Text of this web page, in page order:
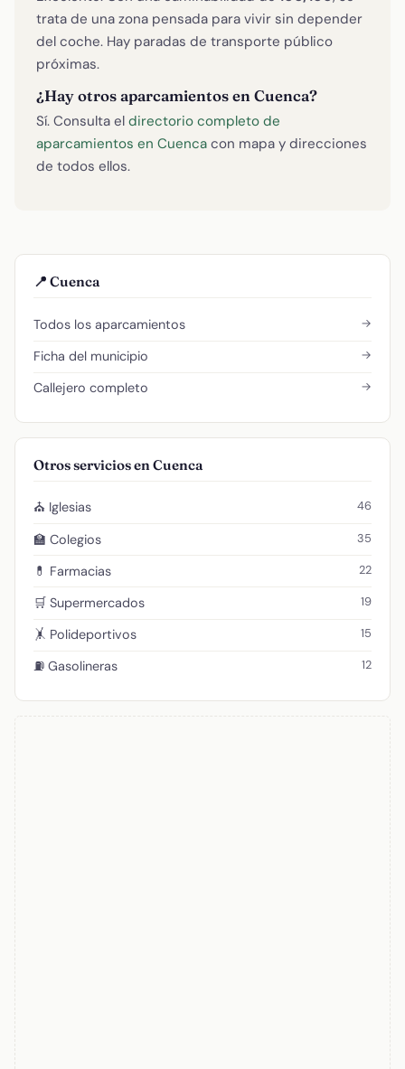
trata de una zona pensada para vivir sin depender
del coche. Hay paradas de transporte público
próximas.
¿Hay otros aparcamientos en Cuenca?
Sí. Consulta el directorio completo de
aparcamientos en Cuenca con mapa y direcciones
de todos ellos.
📍 Cuenca
Todos los aparcamientos →
Ficha del municipio →
Callejero completo →
Otros servicios en Cuenca
⛪ Iglesias 46
🏫 Colegios 35
💊 Farmacias 22
🛒 Supermercados 19
🤸 Polideportivos 15
⛽ Gasolineras 12